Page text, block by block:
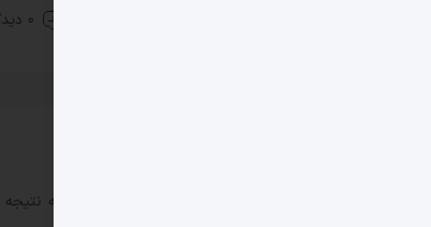
0 دیدگاه
حاصل انتخاب یک متریال خاص یا فرم متفاوت نیست؛ بلکه نتیجه